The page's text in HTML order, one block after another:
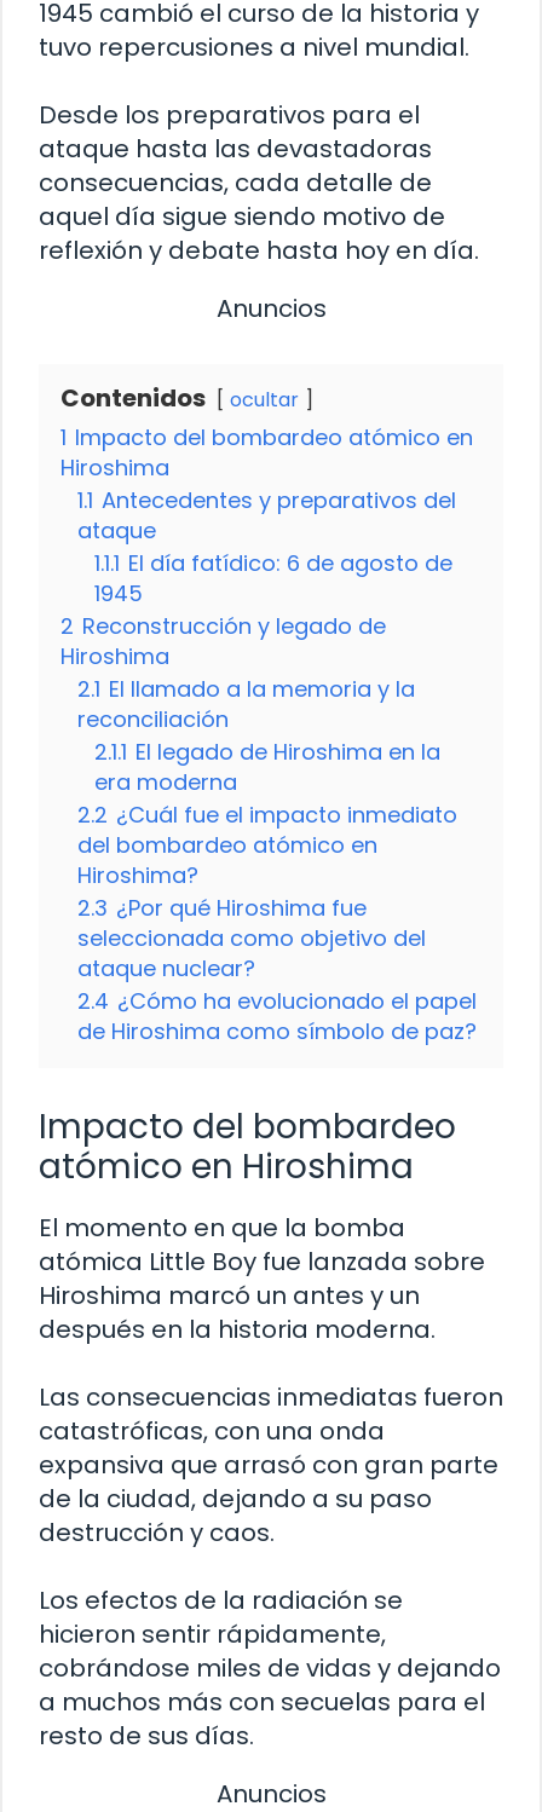
1945 cambió el curso de la historia y
tuvo repercusiones a nivel mundial.
Desde los preparativos para el
ataque hasta las devastadoras
consecuencias, cada detalle de
aquel día sigue siendo motivo de
reflexión y debate hasta hoy en día.
Anuncios
Contenidos ocultar
1 Impacto del bombardeo atómico en
Hiroshima
1.1 Antecedentes y preparativos del
ataque
1.1.1 El día fatídico: 6 de agosto de
1945
2 Reconstrucción y legado de
Hiroshima
2.1 El llamado a la memoria y la
reconciliación
2.1.1 El legado de Hiroshima en la
era moderna
2.2 ¿Cuál fue el impacto inmediato
del bombardeo atómico en
Hiroshima?
2.3 ¿Por qué Hiroshima fue
seleccionada como objetivo del
ataque nuclear?
2.4 ¿Cómo ha evolucionado el papel
de Hiroshima como símbolo de paz?
Impacto del bombardeo
atómico en Hiroshima
El momento en que la bomba
atómica Little Boy fue lanzada sobre
Hiroshima marcó un antes y un
después en la historia moderna.
Las consecuencias inmediatas fueron
catastróficas, con una onda
expansiva que arrasó con gran parte
de la ciudad, dejando a su paso
destrucción y caos.
Los efectos de la radiación se
hicieron sentir rápidamente,
cobrándose miles de vidas y dejando
a muchos más con secuelas para el
resto de sus días.
Anuncios